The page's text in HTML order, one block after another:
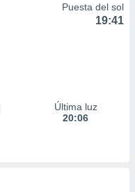
Puesta del sol
19:41
Última luz
20:06